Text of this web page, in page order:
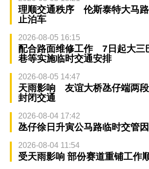
理顺交通秩序 伦斯泰特大马
止泊车
2026-08-05 16:15
配合路面维修工作 7日起大三
巷等实施临时交通安排
2026-08-05 14:47
天雨影响 友谊大桥氹仔端两
封闭交通
2026-08-04 17:42
氹仔徐日升寅公马路临时交管
2026-08-04 11:54
受天雨影响 部份赛道重铺工作